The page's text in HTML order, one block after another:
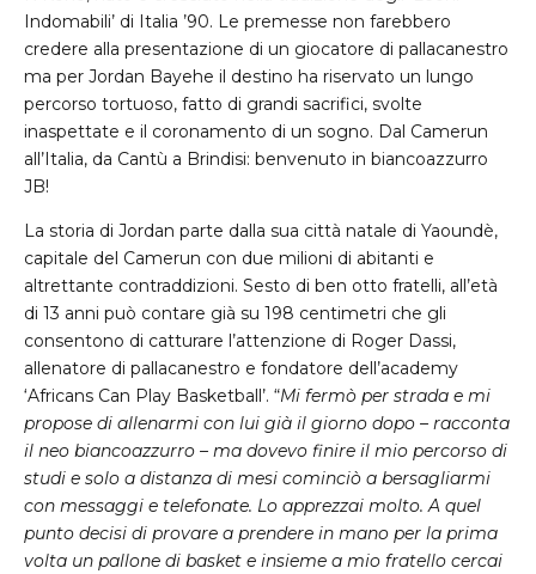
Indomabili’ di Italia ’90. Le premesse non farebbero
credere alla presentazione di un giocatore di pallacanestro
ma per Jordan Bayehe il destino ha riservato un lungo
percorso tortuoso, fatto di grandi sacrifici, svolte
inaspettate e il coronamento di un sogno. Dal Camerun
all’Italia, da Cantù a Brindisi: benvenuto in biancoazzurro
JB!
La storia di Jordan parte dalla sua città natale di Yaoundè,
capitale del Camerun con due milioni di abitanti e
altrettante contraddizioni. Sesto di ben otto fratelli, all’età
di 13 anni può contare già su 198 centimetri che gli
consentono di catturare l’attenzione di Roger Dassi,
allenatore di pallacanestro e fondatore dell’academy
‘Africans Can Play Basketball’. “Mi fermò per strada e mi
propose di allenarmi con lui già il giorno dopo – racconta
il neo biancoazzurro – ma dovevo finire il mio percorso di
studi e solo a distanza di mesi cominciò a bersagliarmi
con messaggi e telefonate. Lo apprezzai molto. A quel
punto decisi di provare a prendere in mano per la prima
volta un pallone di basket e insieme a mio fratello cercai